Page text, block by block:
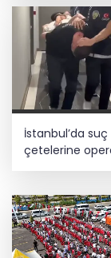
İstanbul’da suç
çetelerine